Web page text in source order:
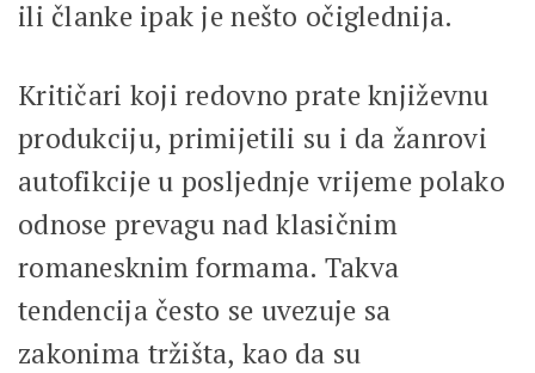
ili članke ipak je nešto očiglednija.
Kritičari koji redovno prate književnu
produkciju, primijetili su i da žanrovi
autofikcije u posljednje vrijeme polako
odnose prevagu nad klasičnim
romanesknim formama. Takva
tendencija često se uvezuje sa
zakonima tržišta, kao da su